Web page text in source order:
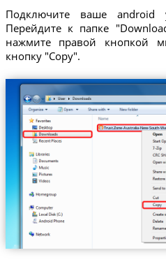
Подключите ваше android
Перейдите к папке
нажмите правой
кнопку "Copy".
Trust.Zone-Australia-New-South-